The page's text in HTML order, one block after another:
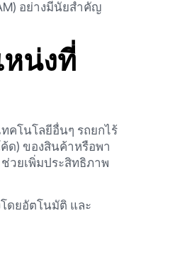
อย่างมีนัยสำคัญ
หน่งที่
ทคโนโลยีอื่นๆ รถยกไร้
ด) ของสินค้าหรือพา
วยเพิ่มประสิทธิภาพ
ดยอัตโนมัติ และ